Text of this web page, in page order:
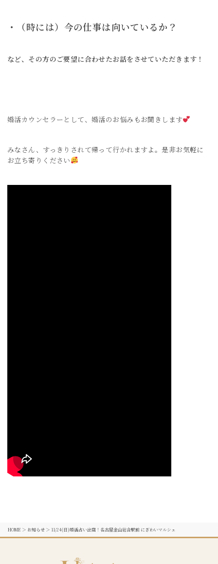
・（時には）今の仕事は向いているか？
など、その方のご要望に合わせたお話をさせていただきます！
婚活カウンセラーとして、婚活のお悩みもお聞きします
みなさん、すっきりされて帰って行かれますよ。是非お気軽に
お立ち寄りください
HOME＞ お知らせ＞ 11/24(日)婚活占い出店！名古屋金山総合駅前 にぎわいマルシェ